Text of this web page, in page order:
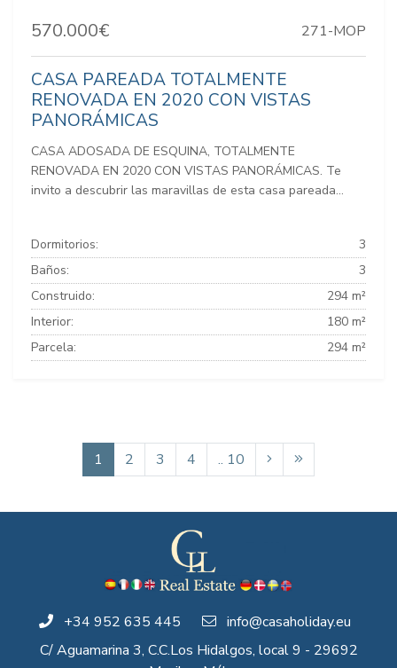
570.000€ 271-MOP
CASA PAREADA TOTALMENTE
RENOVADA EN 2020 CON VISTAS
PANORÁMICAS
CASA ADOSADA DE ESQUINA, TOTALMENTE
RENOVADA EN 2020 CON VISTAS PANORÁMICAS. Te
invito a descubrir las maravillas de esta casa pareada...
Dormitorios:
3
Baños:
3
Construido:
294 m²
Interior:
180 m²
Parcela:
294 m²
1 2 3 4 .. 10
+34 952 635 445
info@casaholiday.eu
C/ Aguamarina 3, C.C.Los Hidalgos, local 9 - 29692